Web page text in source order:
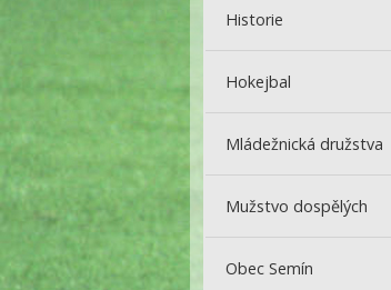
Historie
Hokejbal
Mládežnická družstva
Mužstvo dospělých
Obec Semín